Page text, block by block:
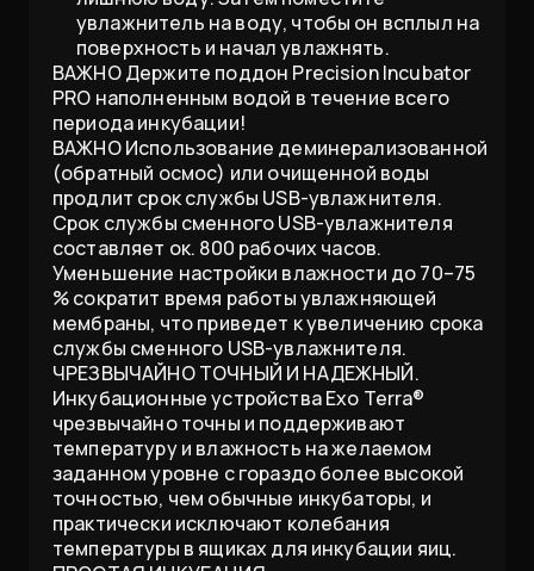
увлажнитель на воду, чтобы он всплыл на
поверхность и начал увлажнять.
ВАЖНО Держите поддон Precision Incubator
PRO наполненным водой в течение всего
периода инкубации!
ВАЖНО Использование деминерализованной
(обратный осмос) или очищенной воды
продлит срок службы USB-увлажнителя.
Срок службы сменного USB-увлажнителя
составляет ок. 800 рабочих часов.
Уменьшение настройки влажности до 70–75
% сократит время работы увлажняющей
мембраны, что приведет к увеличению срока
службы сменного USB-увлажнителя.
ЧРЕЗВЫЧАЙНО ТОЧНЫЙ И НАДЕЖНЫЙ.
Инкубационные устройства Exo Terra®
чрезвычайно точны и поддерживают
температуру и влажность на желаемом
заданном уровне с гораздо более высокой
точностью, чем обычные инкубаторы, и
практически исключают колебания
температуры в ящиках для инкубации яиц.